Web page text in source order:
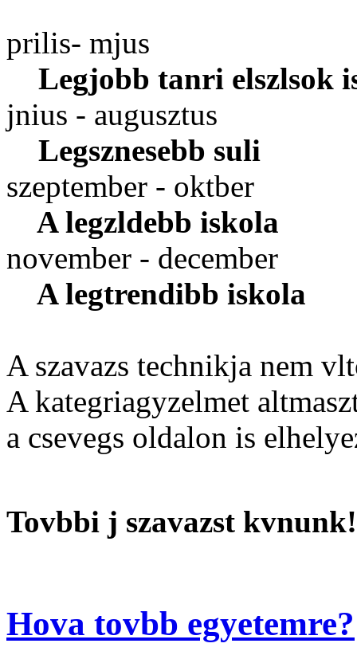
prilis- mjus
Legjobb tanri elszlsok
jnius - augusztus
Legsznesebb suli
szeptember - oktber
A legzldebb iskola
november - december
A legtrendibb iskola
A szavazs technikja nem
A kategriagyzelmet
a csevegs oldalon is
Tovbbi j szavazst kvnunk!
Hova tovbb egyetemre?